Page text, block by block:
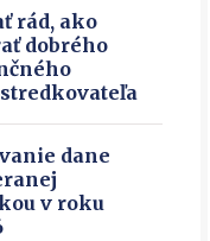
rád, ako
dobrého
dane
v roku